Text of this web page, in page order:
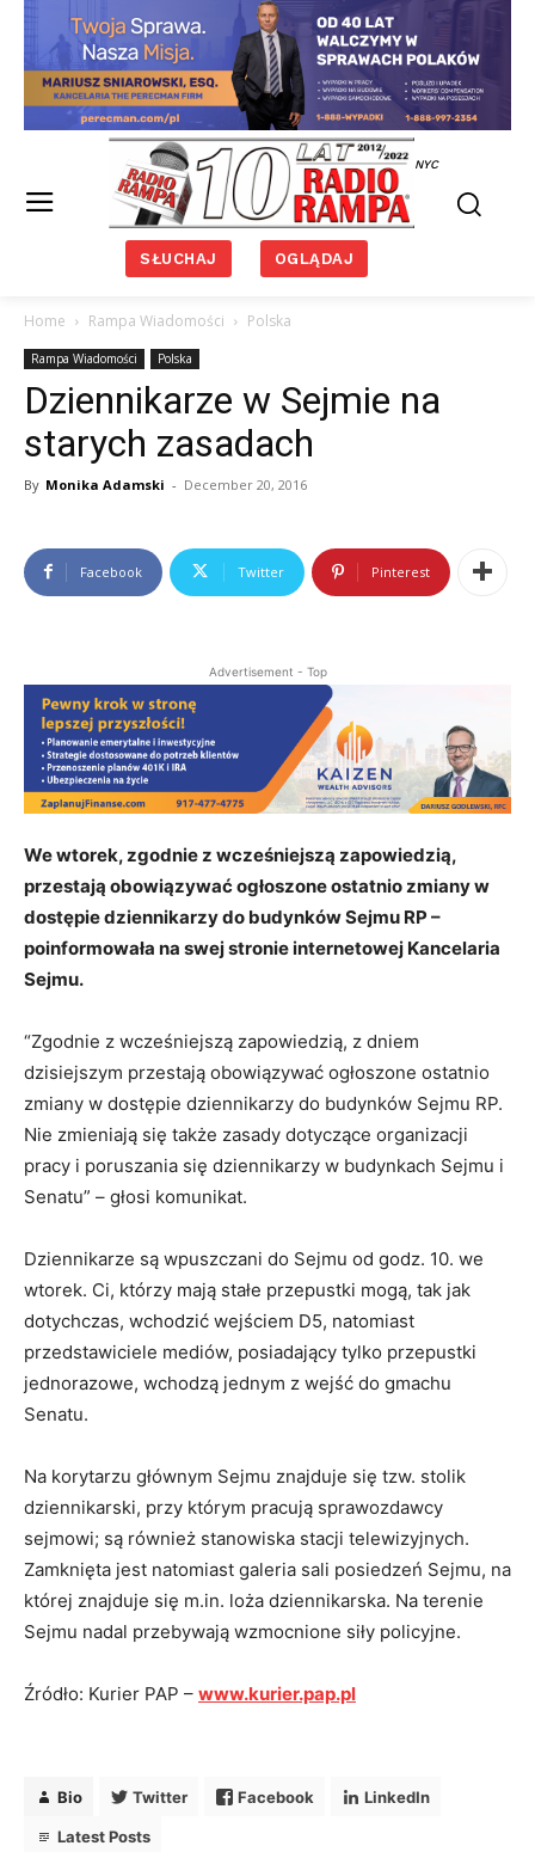
NYC
SŁUCHAJ OGLĄDAJ
Home Rampa Wiadomości Polska
Rampa Wiadomości Polska
Dziennikarze w Sejmie na
starych zasadach
By Monika Adamski - December 20, 2016
Facebook Twitter Pinterest
Advertisement - Top
We wtorek, zgodnie z wcześniejszą zapowiedzią,
przestają obowiązywać ogłoszone ostatnio zmiany w
dostępie dziennikarzy do budynków Sejmu RP –
poinformowała na swej stronie internetowej Kancelaria
Sejmu.
“Zgodnie z wcześniejszą zapowiedzią, z dniem
dzisiejszym przestają obowiązywać ogłoszone ostatnio
zmiany w dostępie dziennikarzy do budynków Sejmu RP.
Nie zmieniają się także zasady dotyczące organizacji
pracy i poruszania się dziennikarzy w budynkach Sejmu i
Senatu” – głosi komunikat.
Dziennikarze są wpuszczani do Sejmu od godz. 10. we
wtorek. Ci, którzy mają stałe przepustki mogą, tak jak
dotychczas, wchodzić wejściem D5, natomiast
przedstawiciele mediów, posiadający tylko przepustki
jednorazowe, wchodzą jednym z wejść do gmachu
Senatu.
Na korytarzu głównym Sejmu znajduje się tzw. stolik
dziennikarski, przy którym pracują sprawozdawcy
sejmowi; są również stanowiska stacji telewizyjnych.
Zamknięta jest natomiast galeria sali posiedzeń Sejmu, na
której znajduje się m.in. loża dziennikarska. Na terenie
Sejmu nadal przebywają wzmocnione siły policyjne.
Źródło: Kurier PAP – www.kurier.pap.pl
Bio Twitter Facebook LinkedIn
Latest Posts